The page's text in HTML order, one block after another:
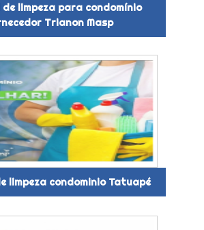
limpeza para condomínio
Trianon Masp
limpeza condominio Tatuapé